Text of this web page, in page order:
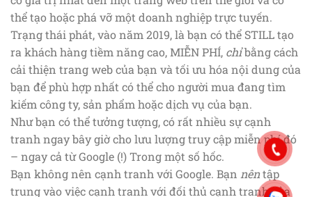
thể tạo hoặc phá vỡ một doanh nghiệp trực tuyến.
Trạng thái phát, vào năm 2019, là bạn có thể STILL tạo
ra khách hàng tiềm năng cao, MIỄN PHÍ, chỉbằng cách
cải thiện trang web của bạn và tối ưu hóa nội dung của
bạn để phù hợp nhất có thể cho người mua đang tìm
kiếm công ty, sản phẩm hoặc dịch vụ của bạn.
Như bạn có thể tưởng tượng, có rất nhiều sự cạnh
tranh ngay bây giờ cho lưu lượng truy cập miễn phí đó
– ngay cả từ Google (!) Trong một số hốc.
Bạn không nên cạnh tranh với Google. Bạn nêntập
trung vào việc cạnh tranh với đối thủ cạnh tranh của